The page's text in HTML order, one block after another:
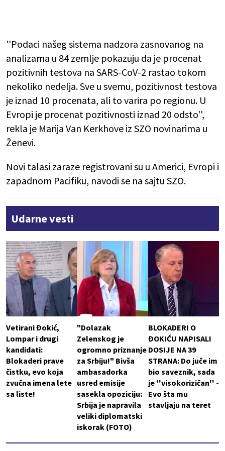
''Podaci našeg sistema nadzora zasnovanog na
analizama u 84 zemlje pokazuju da je procenat
pozitivnih testova na SARS-CoV-2 rastao tokom
nekoliko nedelja. Sve u svemu, pozitivnost testova
je iznad 10 procenata, ali to varira po regionu. U
Evropi je procenat pozitivnosti iznad 20 odsto'',
rekla je Marija Van Kerkhove iz SZO novinarima u
Ženevi.
Novi talasi zaraze registrovani su u Americi, Evropi i
zapadnom Pacifiku, navodi se na sajtu SZO.
Udarne vesti
Vetirani Đokić,
Lompar i drugi
kandidati:
Blokaderi prave
čistku, evo koja
zvučna imena lete
sa liste!
"Dolazak
Zelenskog je
ogromno priznanje
za Srbiju!" Bivša
ambasadorka
usred emisije
sasekla opoziciju:
Srbija je napravila
veliki diplomatski
iskorak (FOTO)
BLOKADERI O
ĐOKIĆU NAPISALI
DOSIJE NA 39
STRANA: Do juče im
bio saveznik, sada
je ''visokorizičan'' -
Evo šta mu
stavljaju na teret